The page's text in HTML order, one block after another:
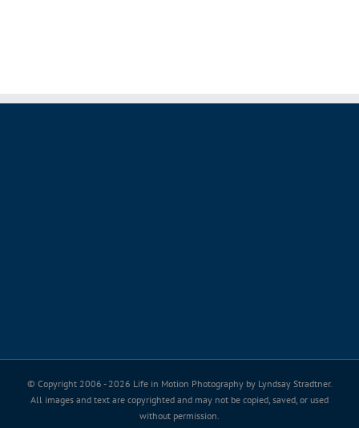
© Copyright 2006 - 2026 Life in Motion Photography by Lyndsay Stradtner.
All images and text are copyrighted and may not be copied, saved, or used
without permission.